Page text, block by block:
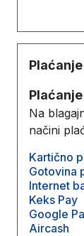
Plaćanje
Plaćanje
Na
načini
Kartično
Gotovina
Internet
Keks Pay
Google
Aircash